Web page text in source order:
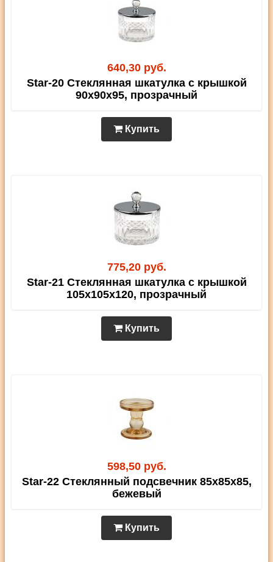
640,30 руб.
Star-20 Стеклянная шкатулка с крышкой
90х90х95, прозрачный
Купить
775,20 руб.
Star-21 Стеклянная шкатулка с крышкой
105х105х120, прозрачный
Купить
598,50 руб.
Star-22 Стеклянный подсвечник 85х85х85,
бежевый
Купить